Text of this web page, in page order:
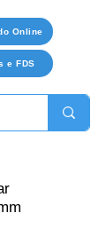
Online
e FDS